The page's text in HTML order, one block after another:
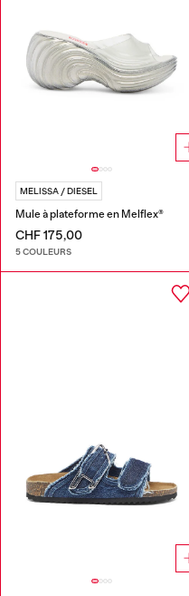
MELISSA / DIESEL
Mule à plateforme en Melflex®
CHF 175,00
5 COULEURS